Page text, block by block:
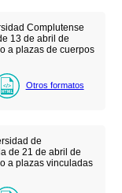
Complutense
13 de abril de
a plazas de cuerpos
Otros formatos
de
de 21 de abril de
a plazas vinculadas